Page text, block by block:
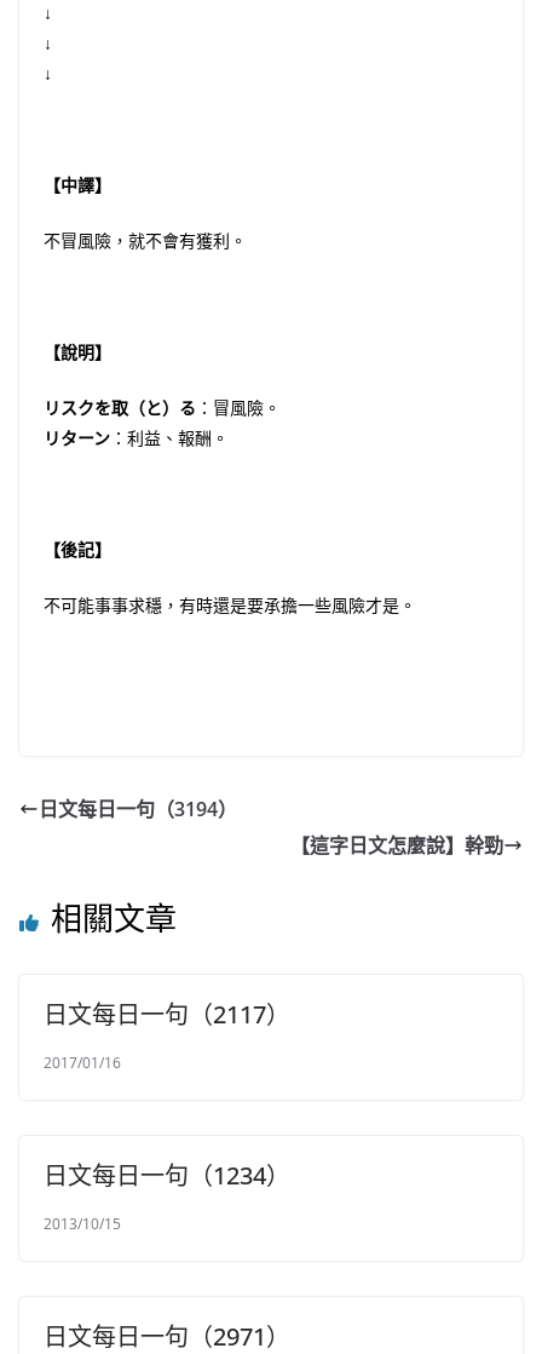
↓
↓
↓
【中譯】
不冒風險，就不會有獲利。
【說明】
リスクを取（と）る ：冒風險。
リターン ：利益、報酬。
【後記】
不可能事事求穩，有時還是要承擔一些風險才是。
日文每日一句（3194）
【這字日文怎麼說】幹勁
相關文章
日文每日一句（2117）
2017/01/16
日文每日一句（1234）
2013/10/15
日文每日一句（2971）